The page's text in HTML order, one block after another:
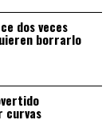
dos veces
borrarlo
curvas